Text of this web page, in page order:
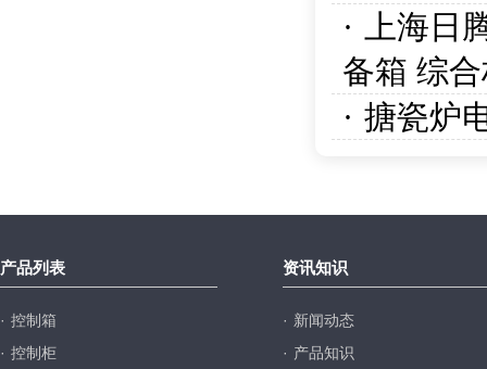
·
上海日
备箱 综
· 搪瓷炉
产品列表
· 控制箱
· 控制柜
资讯知识
· 新闻动态
· 产品知识